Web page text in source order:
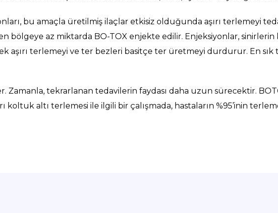
bu amaçla üretilmiş ilaçlar etkisiz olduğunda aşırı terlemeyi
bölgeye az miktarda BO-TOX enjekte edilir. Enjeksiyonlar,
aşırı terlemeyi ve ter bezleri basitçe ter üretmeyi durdurur. En sık
Zamanla, tekrarlanan tedavilerin faydası daha uzun sürecektir.
koltuk altı terlemesi ile ilgili bir çalışmada, hastaların %95’inin